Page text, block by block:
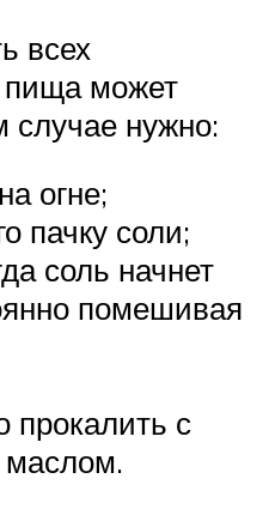
всех
пища может
случае нужно:
огне;
пачку соли;
соль начнет
помешивая
прокалить с